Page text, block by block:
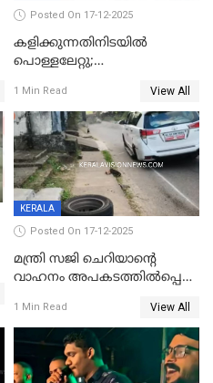
Posted On 17-12-2025
കളിക്കുന്നതിനിടയിൽ
പൊള്ളലേറ്റു;
ക്ലാസ് വിദ്യാർത്ഥിനി മരിച്ചു
1 Min Read View All
KERALA
Posted On 17-12-2025
മന്ത്രി സജി ചെറിയാന്റെ
വാഹനം അപകടത്തിൽപ്പെട്ടു;
രക്ഷപ്പെട്ടത് തലനാരിടയ്ക്ക്
1 Min Read View All